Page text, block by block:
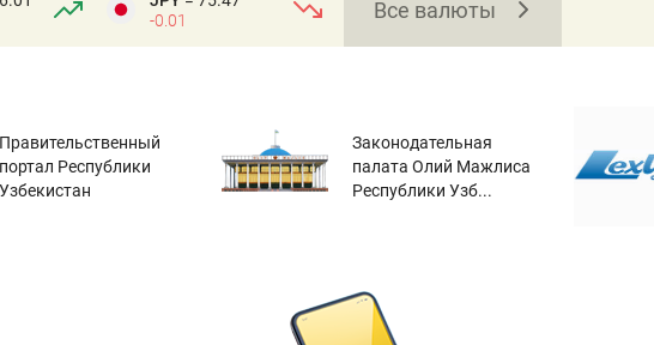
-0.01
Все валюты
Правительственный
портал Республики
Узбекистан
Законодательная
палата Олий Мажлиса
Республики Узб...